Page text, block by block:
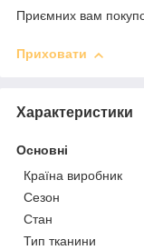
Приємних вам
Приховати
Характеристики
Основні
Країна виробник
Сезон
Стан
Тип тканини